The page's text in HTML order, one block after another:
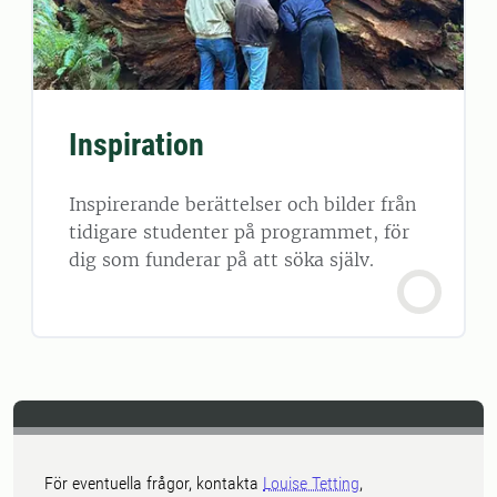
Inspiration
Inspirerande berättelser och bilder från
tidigare studenter på programmet, för
dig som funderar på att söka själv.
För eventuella frågor, kontakta Louise Tetting,